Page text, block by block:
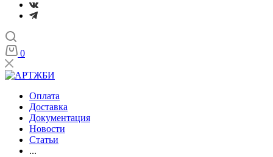
0
Оплата
Доставка
Документация
Новости
Статьи
...